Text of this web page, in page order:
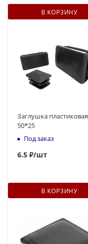
В КОРЗИНУ
Заглушка пластиковая
50*25
Под заказ
6.5 ₽/шт
В КОРЗИНУ